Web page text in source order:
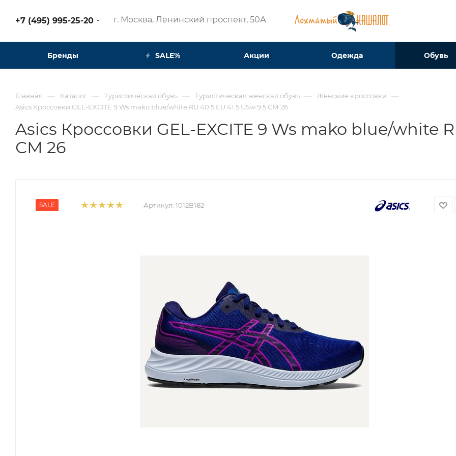
+7 (495) 995-25-20​ г. Москва, Ленинский проспект, 50А​
Бренды SALE% Акции Одежда Обувь
Главная — Каталог — Туристическая обувь — Туристическая женская обувь — Женские кроссовки —
Asics Кроссовки GEL-EXCITE 9 Ws mako blue/white RU 40.5 EU 41.5 USw 9.5 СМ 26
Asics Кроссовки GEL-EXCITE 9 Ws mako blue/white
СМ 26
SALE Артикул: 1012B182